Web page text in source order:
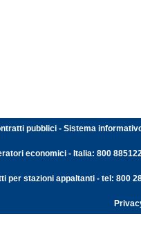
pubblici - Sistema
economici - Italia: 800
per stazioni appaltanti - tel: 800